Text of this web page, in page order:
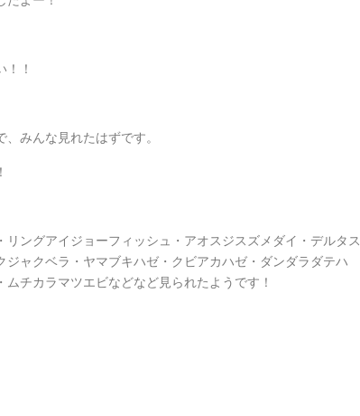
！
みんな見れたはずです。
ングアイジョーフィッシュ・アオスジスズメダイ・デルタス
ャクベラ・ヤマブキハゼ・クビアカハゼ・ダンダラダテハ
チカラマツエビなどなど見られたようです！